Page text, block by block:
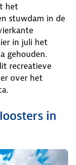
het
stuwdam in de
in juli het
gehouden.
recreatieve
over het
in